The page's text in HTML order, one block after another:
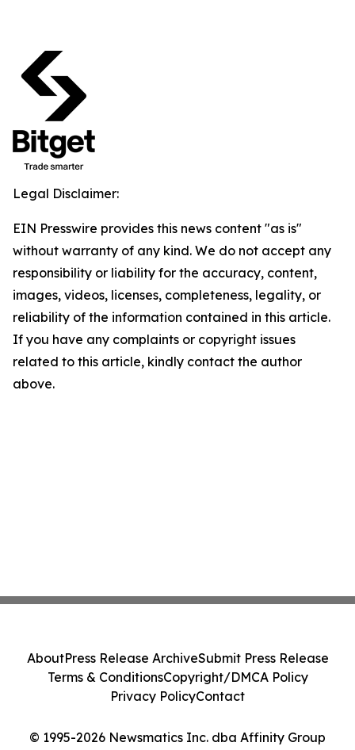
Legal Disclaimer:
EIN Presswire provides this news content "as is"
without warranty of any kind. We do not accept any
responsibility or liability for the accuracy, content,
images, videos, licenses, completeness, legality, or
reliability of the information contained in this article.
If you have any complaints or copyright issues
related to this article, kindly contact the author
above.
© 1995-2026 Newsmatics Inc. dba Affinity Group
AboutPress Release ArchiveSubmit Press Release
Terms & ConditionsCopyright/DMCA Policy
Privacy PolicyContact